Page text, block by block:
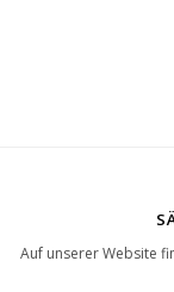
Auf unserer Website